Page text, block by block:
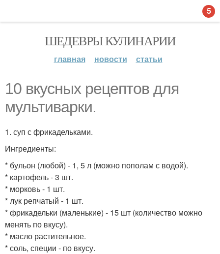
ШЕДЕВРЫ КУЛИНАРИИ
главная новости статьи
10 вкусных рецептов для
мультиварки.
1. суп с фрикадельками.
Ингредиенты:
* бульон (любой) - 1, 5 л (можно пополам с водой).
* картофель - 3 шт.
* морковь - 1 шт.
* лук репчатый - 1 шт.
* фрикадельки (маленькие) - 15 шт (количество можно
менять по вкусу).
* масло растительное.
* соль, специи - по вкусу.
5